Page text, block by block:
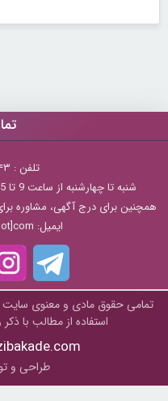
تلفن : ۲۲۶۸۹۶۴۳ (۰۲۱)
شنبه تا چهارشنبه از ساعت 9 تا 5 منتظر شنیدن صدای گرم شما هستیم.
همچنین برای درج آگهی، مشاوره
ایمیل: info[@]zibakade[dot]com
تمامی حقوق مادی و معنوی سایت
استفاده از مطالب با
طراحی و